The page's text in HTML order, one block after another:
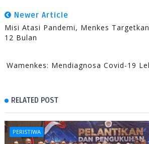
Newer Article
Misi Atasi Pandemi, Menkes
12 Bulan
Wamenkes: Mendiagnosa Covid-19
RELATED POST
PERISTIWA